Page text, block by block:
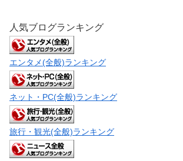
人気ブログランキング
エンタメ(全般)ランキング
ネット・PC(全般)ランキング
旅行・観光(全般)ランキング